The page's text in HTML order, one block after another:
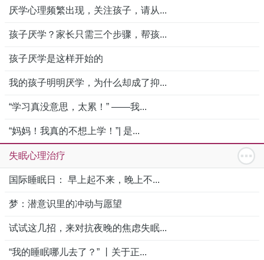
厌学心理频繁出现，关注孩子，请从...
孩子厌学？家长只需三个步骤，帮孩...
孩子厌学是这样开始的
我的孩子明明厌学，为什么却成了抑...
“学习真没意思，太累！” ——我...
“妈妈！我真的不想上学！”| 是...
失眠心理治疗
国际睡眠日： 早上起不来，晚上不...
梦：潜意识里的冲动与愿望
试试这几招，来对抗夜晚的焦虑失眠...
“我的睡眠哪儿去了？” 丨关于正...